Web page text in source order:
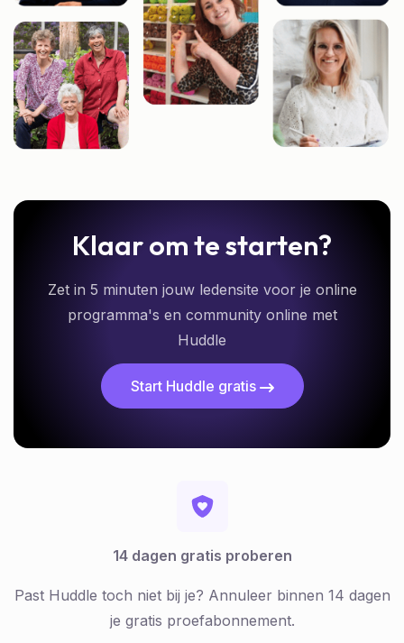
Klaar om te starten?
Zet in 5 minuten jouw ledensite voor je online
programma's en community online met
Huddle
Start Huddle gratis
14 dagen gratis proberen
Past Huddle toch niet bij je? Annuleer binnen 14 dagen
je gratis proefabonnement.